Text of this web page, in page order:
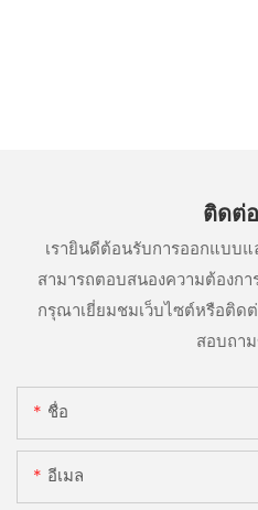
ติดต่
เรายินดีต้อนรับการออกแบบ
สามารถตอบสนองความต้องก
กรุณาเยี่ยมชมเว็บไซต์หรือติด
สอบถา
ชื่อ
อีเมล